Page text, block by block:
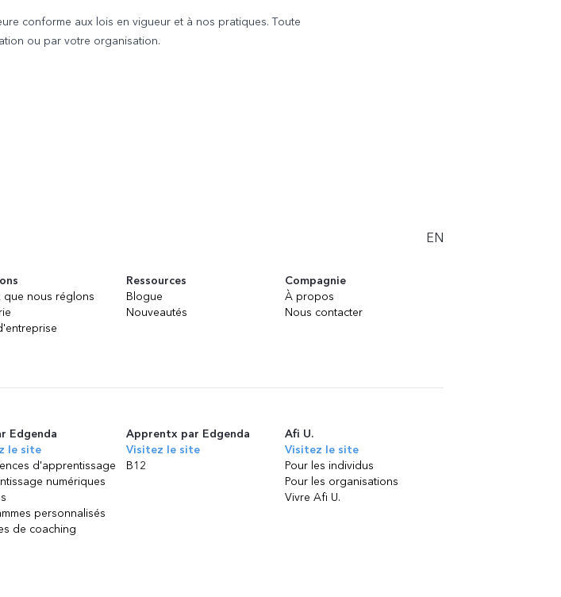
conforme aux lois en vigueur et à nos pratiques. Toute
ou par votre organisation.
EN
que nous réglons
Ressources
Blogue
Nouveautés
Compagnie
À propos
Nous contacter
Edgenda
le site
d'apprentissage
numériques
personnalisés
de coaching
Apprentx par Edgenda
Visitez le site
B12
Afi U.
Visitez le site
Pour les individus
Pour les organisations
Vivre Afi U.